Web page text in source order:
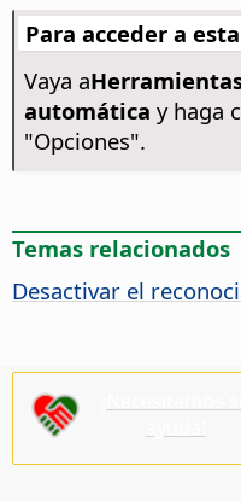
Para acceder a
Vaya a
automática y haga
"Opciones".
Temas relacionados
Desactivar el